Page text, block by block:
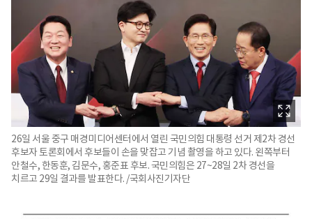
26일 서울 중구 매경미디어센터에서 열린 국민의힘 대통령 선거 제2차 경선
후보자 토론회에서 후보들이 손을 맞잡고 기념 촬영을 하고 있다. 왼쪽부터
안철수, 한동훈, 김문수, 홍준표 후보. 국민의힘은 27~28일 2차 경선을
치르고 29일 결과를 발표한다. /국회사진기자단